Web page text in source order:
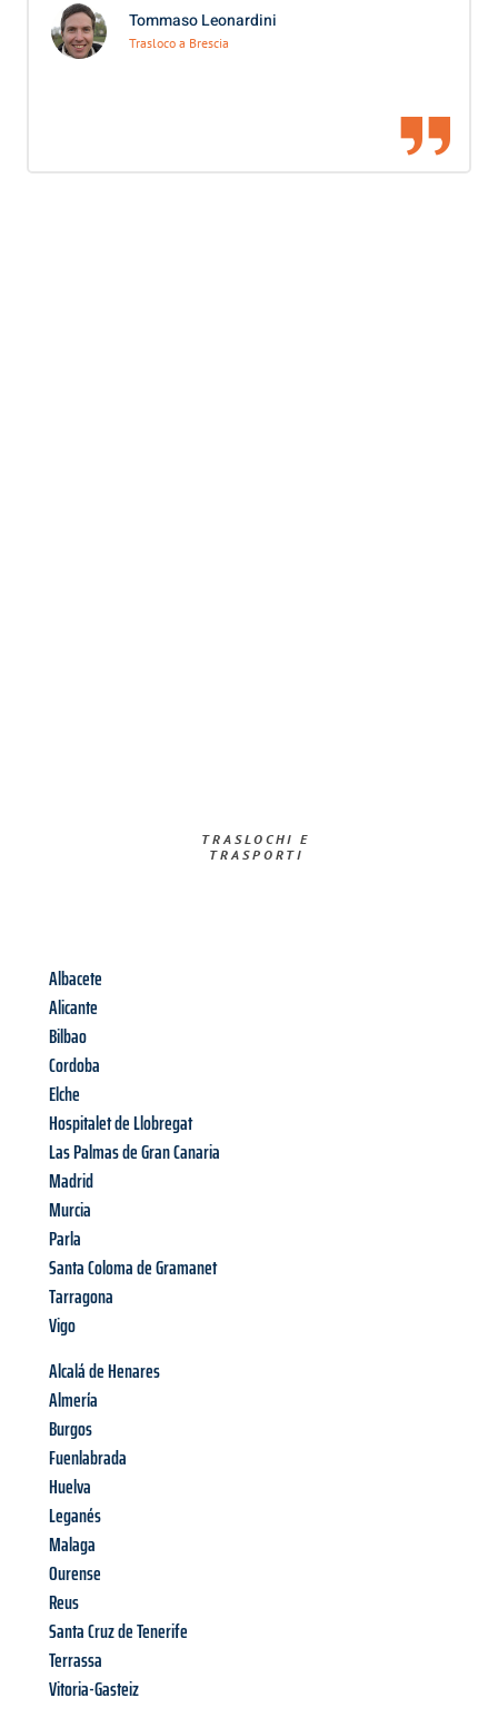
Tommaso Leonardini
Trasloco a Brescia
TRASLOCHI E
TRASPORTI​
Albacete
Alicante
Bilbao
Cordoba
Elche
Hospitalet de Llobregat
Las Palmas de Gran Canaria
Madrid
Murcia
Parla
Santa Coloma de Gramanet
Tarragona
Vigo
Alcalá de Henares
Almería
Burgos
Fuenlabrada
Huelva
Leganés
Malaga
Ourense
Reus
Santa Cruz de Tenerife
Terrassa
Vitoria-Gasteiz